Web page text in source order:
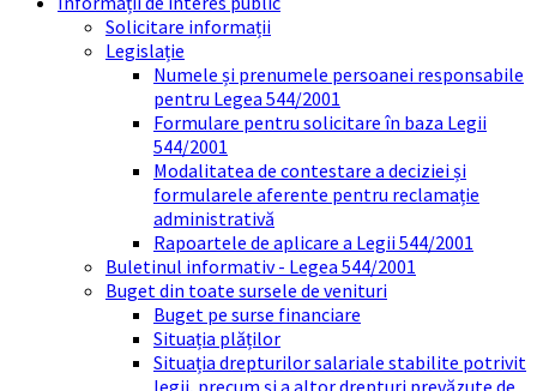
Solicitare informații
Legislație
Numele și prenumele persoanei responsabile
pentru Legea 544/2001
Formulare pentru solicitare în baza Legii
544/2001
Modalitatea de contestare a deciziei și
formularele aferente pentru reclamație
administrativă
Rapoartele de aplicare a Legii 544/2001
Buletinul informativ - Legea 544/2001
Buget din toate sursele de venituri
Buget pe surse financiare
Situația plăților
Situația drepturilor salariale stabilite potrivit
legii, precum și a altor drepturi prevăzute de